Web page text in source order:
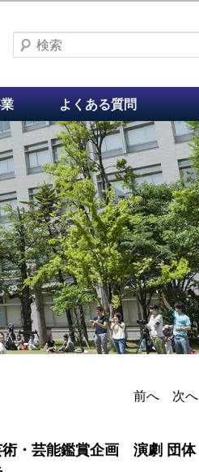
検索
よくある質問
投稿ナビゲ
前へ 次へ
術・芸能鑑賞企画 演劇 団体